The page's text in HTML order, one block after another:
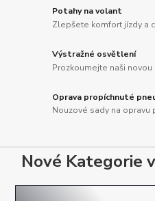
Potahy na volant
Zlepšete komfort jízdy a
Výstražné osvětlení
Prozkoumejte naši novou
Oprava propíchnuté
Nouzové sady na opravu
Nové Kategorie